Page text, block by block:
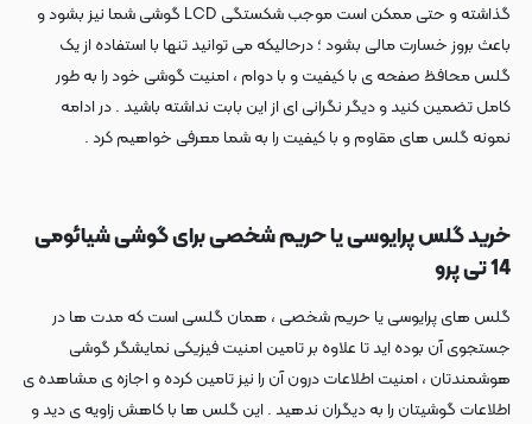
گذاشته و حتی ممکن است موجب شکستگی LCD گوشی شما نیز بشود و
باعث بروز خسارت مالی بشود ؛ درحالیکه می توانید تنها با استفاده از یک
گلس محافظ صفحه ی با کیفیت و با دوام ، امنیت گوشی خود را به طور
کامل تضمین کنید و دیگر نگرانی ای از این بابت نداشته باشید . در ادامه
نمونه گلس های مقاوم و با کیفیت را به شما معرفی خواهیم کرد .
خرید گلس پرایوسی یا حریم شخصی برای گوشی شیائومی
14 تی پرو
گلس های پرایوسی یا حریم شخصی ، همان گلسی است که مدت ها در
جستجوی آن بوده اید تا علاوه بر تامین امنیت فیزیکی نمایشگر گوشی
هوشمندتان ، امنیت اطلاعات درون آن را نیز تامین کرده و اجازه ی مشاهده ی
اطلاعات گوشیتان را به دیگران ندهید . این گلس ها با کاهش زاویه ی دید و